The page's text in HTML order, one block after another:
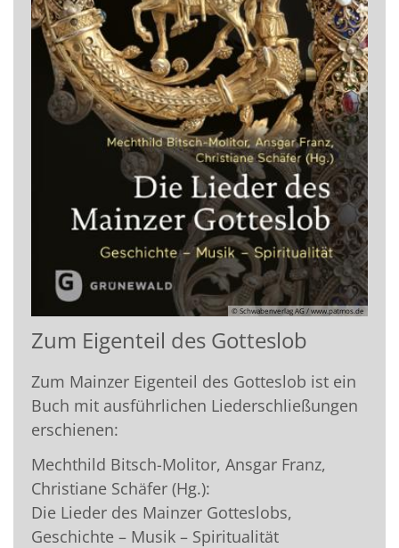
© Schwabenverlag AG / www.patmos.de
Zum Eigenteil des Gotteslob
Zum Mainzer Eigenteil des Gotteslob ist ein
Buch mit ausführlichen Liederschließungen
erschienen:
Mechthild Bitsch-Molitor, Ansgar Franz,
Christiane Schäfer (Hg.):
Die Lieder des Mainzer Gotteslobs,
Geschichte – Musik – Spiritualität